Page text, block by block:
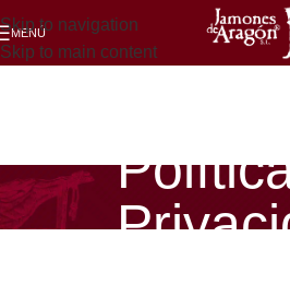
Skip to navigation
Skip to main content
MENÚ